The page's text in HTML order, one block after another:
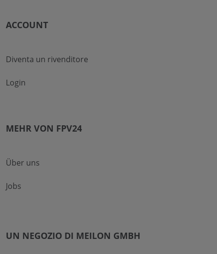
ACCOUNT
Diventa un rivenditore
Login
MEHR VON FPV24
Über uns
Jobs
UN NEGOZIO DI MEILON GMBH